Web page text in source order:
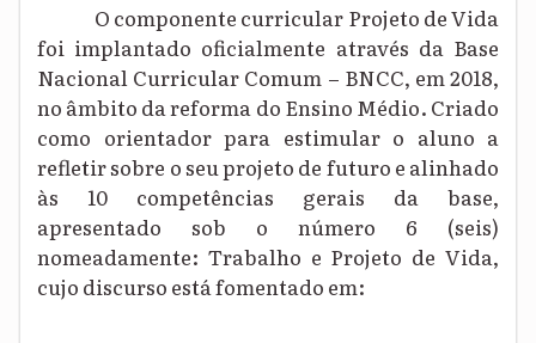
O componente curricular Projeto de Vida
foi implantado oficialmente através da Base
Nacional Curricular Comum – BNCC, em 2018,
no âmbito da reforma do Ensino Médio. Criado
como orientador para estimular o aluno a
refletir sobre o seu projeto de futuro e alinhado
às 10 competências gerais da base,
apresentado sob o número 6 (seis)
nomeadamente: Trabalho e Projeto de Vida,
cujo discurso está fomentado em: